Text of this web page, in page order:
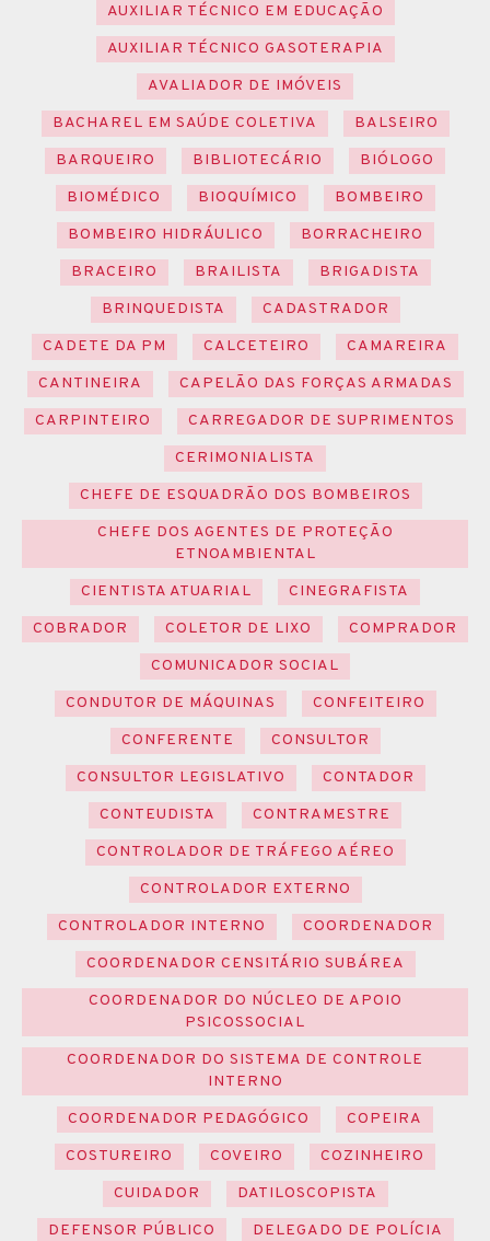
AUXILIAR TÉCNICO EM EDUCAÇÃO
AUXILIAR TÉCNICO GASOTERAPIA
AVALIADOR DE IMÓVEIS
BACHAREL EM SAÚDE COLETIVA
BALSEIRO
BARQUEIRO
BIBLIOTECÁRIO
BIÓLOGO
BIOMÉDICO
BIOQUÍMICO
BOMBEIRO
BOMBEIRO HIDRÁULICO
BORRACHEIRO
BRACEIRO
BRAILISTA
BRIGADISTA
BRINQUEDISTA
CADASTRADOR
CADETE DA PM
CALCETEIRO
CAMAREIRA
CANTINEIRA
CAPELÃO DAS FORÇAS ARMADAS
CARPINTEIRO
CARREGADOR DE SUPRIMENTOS
CERIMONIALISTA
CHEFE DE ESQUADRÃO DOS BOMBEIROS
CHEFE DOS AGENTES DE PROTEÇÃO
ETNOAMBIENTAL
CIENTISTA ATUARIAL
CINEGRAFISTA
COBRADOR
COLETOR DE LIXO
COMPRADOR
COMUNICADOR SOCIAL
CONDUTOR DE MÁQUINAS
CONFEITEIRO
CONFERENTE
CONSULTOR
CONSULTOR LEGISLATIVO
CONTADOR
CONTEUDISTA
CONTRAMESTRE
CONTROLADOR DE TRÁFEGO AÉREO
CONTROLADOR EXTERNO
CONTROLADOR INTERNO
COORDENADOR
COORDENADOR CENSITÁRIO SUBÁREA
COORDENADOR DO NÚCLEO DE APOIO
PSICOSSOCIAL
COORDENADOR DO SISTEMA DE CONTROLE
INTERNO
COORDENADOR PEDAGÓGICO
COPEIRA
COSTUREIRO
COVEIRO
COZINHEIRO
CUIDADOR
DATILOSCOPISTA
DEFENSOR PÚBLICO
DELEGADO DE POLÍCIA